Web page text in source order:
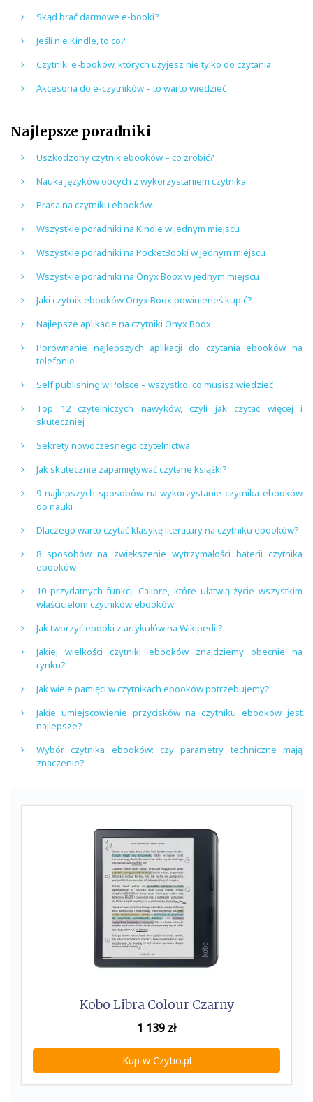
Skąd brać darmowe e-booki?
Jeśli nie Kindle, to co?
Czytniki e-booków, których użyjesz nie tylko do czytania
Akcesoria do e-czytników – to warto wiedzieć
Najlepsze poradniki
Uszkodzony czytnik ebooków – co zrobić?
Nauka języków obcych z wykorzystaniem czytnika
Prasa na czytniku ebooków
Wszystkie poradniki na Kindle w jednym miejscu
Wszystkie poradniki na PocketBooki w jednym miejscu
Wszystkie poradniki na Onyx Boox w jednym miejscu
Jaki czytnik ebooków Onyx Boox powinieneś kupić?
Najlepsze aplikacje na czytniki Onyx Boox
Porównanie najlepszych aplikacji do czytania ebooków na
telefonie
Self publishing w Polsce – wszystko, co musisz wiedzieć
Top 12 czytelniczych nawyków, czyli jak czytać więcej i
skuteczniej
Sekrety nowoczesnego czytelnictwa
Jak skutecznie zapamiętywać czytane książki?
9 najlepszych sposobów na wykorzystanie czytnika ebooków
do nauki
Dlaczego warto czytać klasykę literatury na czytniku ebooków?
8 sposobów na zwiększenie wytrzymałości baterii czytnika
ebooków
10 przydatnych funkcji Calibre, które ułatwią życie wszystkim
właścicielom czytników ebooków
Jak tworzyć ebooki z artykułów na Wikipedii?
Jakiej wielkości czytniki ebooków znajdziemy obecnie na
rynku?
Jak wiele pamięci w czytnikach ebooków potrzebujemy?
Jakie umiejscowienie przycisków na czytniku ebooków jest
najlepsze?
Wybór czytnika ebooków: czy parametry techniczne mają
znaczenie?
Kobo Libra Colour Czarny
1 139 zł
Kup w Czytio.pl